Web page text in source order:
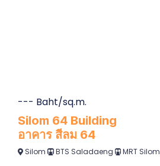
--- Baht/sq.m.
Silom 64 Building
อาคาร สีลม 64
Silom BTS Saladaeng MRT Silom